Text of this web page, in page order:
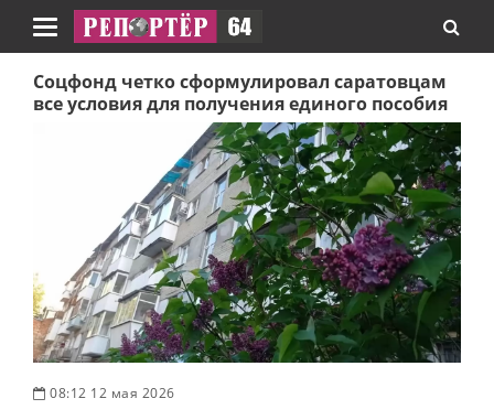
Навигация
Соцфонд четко сформулировал саратовцам
все условия для получения единого пособия
08:12 12 мая 2026